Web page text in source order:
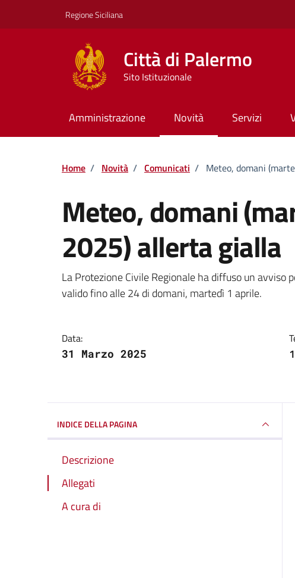
Regione Siciliana
Città di Palermo
Sito Istituzionale
Amministrazione Novità Servizi
Home / Novità / Comunicati / Meteo, domani
Meteo, domani
2025) allerta gialla
Dettagli della notizia
La Protezione Civile Regionale ha diffuso un avviso
valido fino alle 24 di domani, martedì 1 aprile.
Data:
31 Marzo 2025
INDICE DELLA PAGINA
Descrizione
Allegati
A cura di